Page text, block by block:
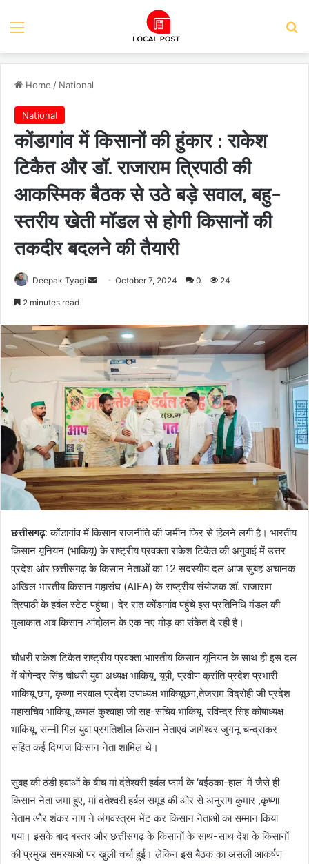
Menu
Home / National
National
कोंडागांव में किसानों की हुंकार : राकेश
टिकैत और डॉ. राजाराम त्रिपाठी की
आकस्मिक बैठक से उठे बड़े सवाल, बहु-
स्तरीय खेती मॉडल से होगी किसानों की
तकदीर बदलने की तैयारी
Deepak Tyagi
SendOctober 7, 2024 0 24
2 minutes read
छत्तीसगढ़: कोंडागांव में किसान राजनीति की जमीन फिर से हिलने लगी है। भारतीय
किसान यूनियन (भाकियू) के राष्ट्रीय प्रवक्ता राकेश टिकैत की अगुवाई में उत्तर
प्रदेश और छत्तीसगढ़ के किसान नेताओं का 12 सदस्यीय दल आज सुबह अचानक
अखिल भारतीय किसान महासंघ (AIFA) के राष्ट्रीय संयोजक डॉ. राजाराम
त्रिपाठी के हर्बल स्टेट पहुंचा। देर रात कोंडागांव पहुंचे इस प्रतिनिधि मंडल की
मुलाकात अब किसान आंदोलन के एक नए मोड़ का संकेत दे रही है।
चौधरी राकेश टिकैत राष्ट्रीय प्रवक्ता भाारतीय किसान यूनियन के साथ ही इस दल
में योगेन्द्र सिंह चौधरी युवा अध्यक्ष भाकियू, यूपी, प्रवीण क्रांति प्रदेश प्रभारी
भाकियू छग, कृष्णा नरवाल प्रदेश उपाध्यक्ष भाकियूछग,तेजराम विद्रोही जी प्रदेश
महासचिव भाकियू ,कमल कुश्वाहा जी सह-सचिव भाकियू, रविन्द्र सिंह कोषाध्यक्ष
भाकियू, सन्नी गिल युवा प्रगतिशील किसान नेताएवं जागेश्वर जुगनू चन्द्राकर
सहित कई दिग्गज किसान नेता शामिल थे।
सुबह की ठंडी हवाओं के बीच मां दंतेश्वरी हर्बल फार्म के ‘बईठका-हाल’ में जैसे ही
किसान नेता जमा हुए, मां दंतेश्वरी हर्बल समूह की ओर से अनुराग कुमार ,कृष्णा
नेताम और शंकर नाग ने अंगवस्त्रम भेंट कर किसान नेताओं का सम्मान किया
गया। इसके बाद बस्तर और छत्तीसगढ़ के किसानों के साथ-साथ देश के किसानों
की प्रमुख समस्याओं पर खुली चर्चा हुई। लेकिन इस बैठक का असली आकर्षण